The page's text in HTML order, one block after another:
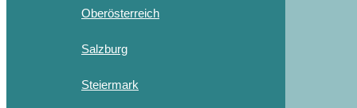
Oberösterreich
Salzburg
Steiermark